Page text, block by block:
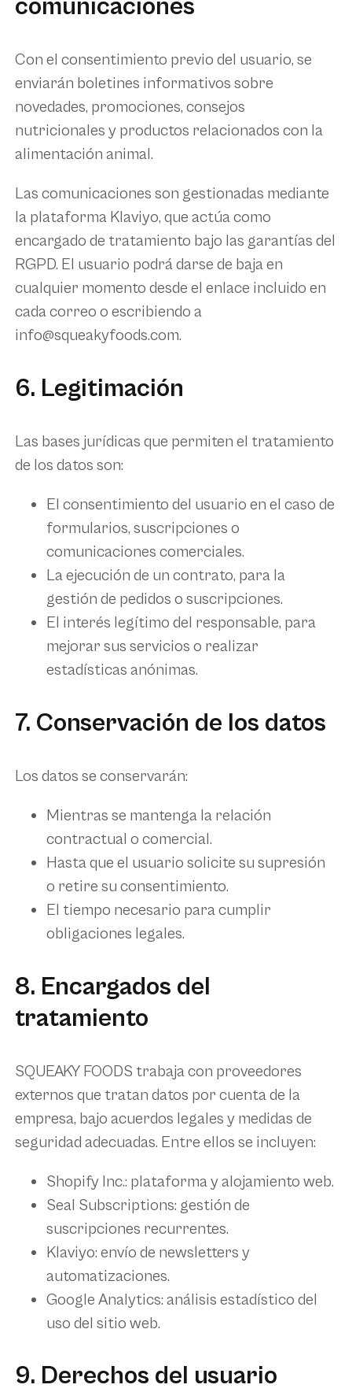
comunicaciones
Con el consentimiento previo del usuario, se
enviarán boletines informativos sobre
novedades, promociones, consejos
nutricionales y productos relacionados con la
alimentación animal.
Las comunicaciones son gestionadas mediante
la plataforma Klaviyo, que actúa como
encargado de tratamiento bajo las garantías del
RGPD. El usuario podrá darse de baja en
cualquier momento desde el enlace incluido en
cada correo o escribiendo a
info@squeakyfoods.com.
6. Legitimación
Las bases jurídicas que permiten el tratamiento
de los datos son:
Elconsentimiento del usuario en el caso de
formularios, suscripciones o
comunicaciones comerciales.
Laejecución de un contrato, para la
gestión de pedidos o suscripciones.
El interés legítimo del responsable, para
mejorar sus servicios o realizar
estadísticas anónimas.
7. Conservación de los datos
Los datos se conservarán:
Mientras se mantenga la relación
contractual o comercial.
Hasta que el usuario solicite su supresión
o retire su consentimiento.
El tiempo necesario para cumplir
obligaciones legales.
8. Encargados del
tratamiento
SQUEAKY FOODS trabaja con proveedores
externos que tratan datos por cuenta de la
empresa, bajo acuerdos legales y medidas de
seguridad adecuadas. Entre ellos se incluyen:
Shopify Inc.: plataforma y alojamiento web.
Seal Subscriptions: gestión de
suscripciones recurrentes.
Klaviyo: envío de newsletters y
automatizaciones.
Google Analytics: análisis estadístico del
uso del sitio web.
9. Derechos del usuario